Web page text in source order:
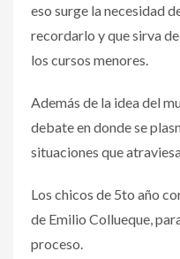
eso surge la necesidad
recordarlo y que sirva
los cursos menores.
Además de la idea del
debate en donde se
situaciones que
Los chicos de 5to año
de Emilio Collueque,
proceso.